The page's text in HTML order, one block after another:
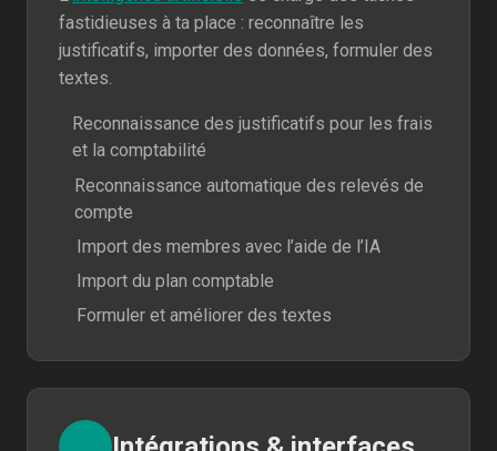
fastidieuses à ta place : reconnaître les
justificatifs, importer des données, formuler des
textes.
Reconnaissance des justificatifs pour les frais
et la comptabilité
Reconnaissance automatique des relevés de
compte
Import des membres avec l’aide de l’IA
Import du plan comptable
Formuler et améliorer des textes